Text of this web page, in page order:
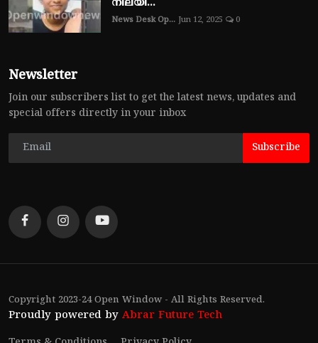
നിലയി...
News Desk Op... Jun 12, 2025 0
Newsletter
Join our subscribers list to get the latest news, updates and
special offers directly in your inbox
Subscribe
Copyright 2023-24 Open Window - All Rights Reserved.
Proudly powered by Abrar Future Tech